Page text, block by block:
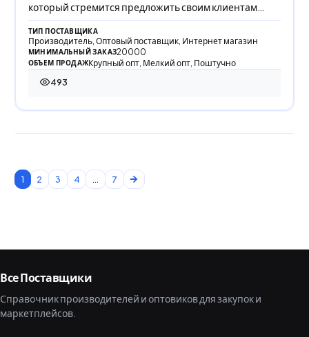
который стремится предложить своим клиентам
только с
ТИП ПОСТАВЩИКА
Производитель, Оптовый поставщик, Интернет магазин
МИНИМАЛЬНЫЙ ЗАКАЗ20000
ОБЪЕМ ПРОДАЖКрупный опт, Мелкий опт, Поштучно
493
493 просмотра
1 2 3 4 ... 7
Все Поставщики
Справочник производителей и оптовиков для закупок и
маркетплейсов.